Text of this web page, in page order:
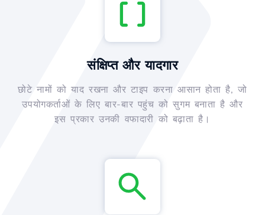
संक्षिप्त और यादगार
छोटे नामों को याद रखना और टाइप करना आसान होता है, जो
उपयोगकर्ताओं के लिए बार-बार पहुंच को सुगम बनाता है और
इस प्रकार उनकी वफादारी को बढ़ाता है।